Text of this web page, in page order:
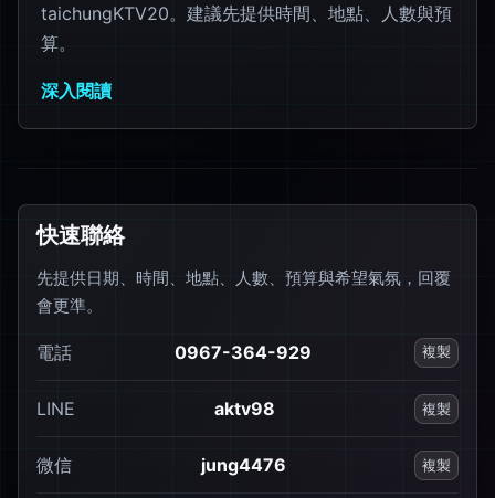
taichungKTV20。建議先提供時間、地點、人數與預
算。
深入閱讀
快速聯絡
先提供日期、時間、地點、人數、預算與希望氣氛，回覆
會更準。
電話 0967-364-929 複製
LINE aktv98 複製
微信 jung4476 複製